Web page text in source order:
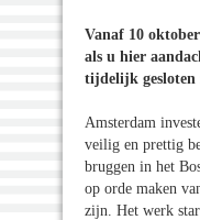
Vanaf 10
als u hier
tijdelijk gesloten
Amsterdam
veilig en prettig
bruggen in het
op orde maken
zijn. Het werk